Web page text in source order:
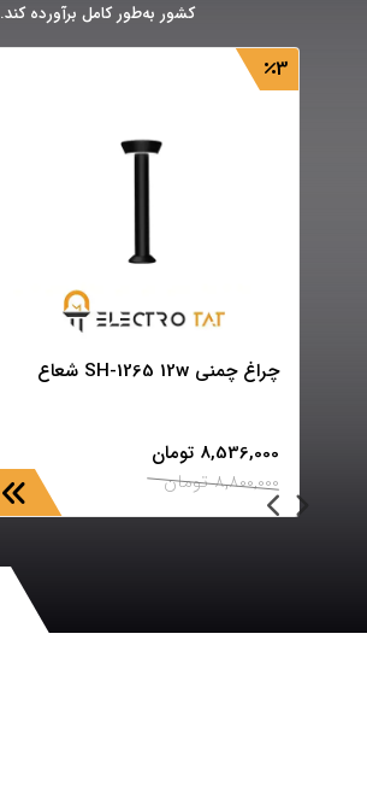
کشور به‌طور کامل برآورده کند.
3
چراغ چمنی SH-1265 12w شعاع
8,536,000 تومان
8,800,000 تومان